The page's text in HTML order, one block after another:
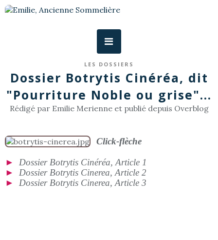
LES DOSSIERS
Dossier Botrytis Cinéréa, dit
"Pourriture Noble ou grise"...
Rédigé par Emilie Merienne et publié depuis Overblog
Click-flèche
►
Dossier Botrytis Cinéréa, Article 1
►
Dossier Botrytis Cinerea, Article 2
►
Dossier Botrytis Cinerea, Article 3